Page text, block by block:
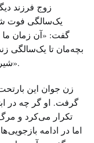
زوج فرزند
یک‌سالگی فوت
گفت: «آن زمان
بچه‌مان تا یک‌سالگی
شیر در گلویش خفه شد و جان باخت».
زن جوان این
گرفت. او گر چه در
تکرار می‌کرد و
اما در ادامه